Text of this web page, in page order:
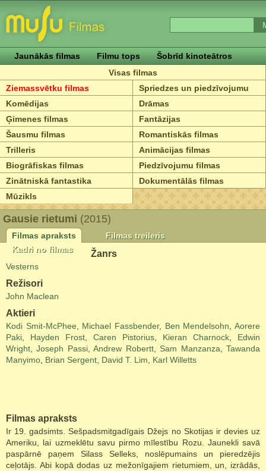
Jaunākās filmas Filmu tops
Šobrīd kinoteātros
Visas filmas
Ziemassvētku filmas
Spriedzes un piedzīvojumu
Komēdijas
Drāmas
Ģimenes filmas
Fantāzijas
Šausmu filmas
Romantiskās filmas
Trilleris
Animācijas filmas
Biogrāfiskas filmas
Piedzīvojumu filmas
Zinātniskā fantastika
Dokumentālās filmas
Mūzikls
Gausie rietumi (2015)
Filmas apraksts
Filmas treileris
Kadri no filmas
Žanrs
Vesterns
Režisori
John Maclean
Aktieri
Kodi Smit-McPhee Michael Fassbender, Ben Mendelsohn ,Aorere
Paki
Hayden Frost Caren Pistorius Kieran Charnock
Edwin
Wright ,Joseph Passi,Andrew Robertt, Sam Manzanza ,Tawanda
Manyimo Brian Sergent David T. Lim Karl Willetts
Filmas apraksts
Ir 19. gadsimts. Sešpadsmitgadīgais Džejs no Skotijas ir devies uz
Ameriku, lai uzmeklētu savu pirmo mīlestību Rozu. Jaunekli savā
paspārnē paņem Silass Selleks, noslēpumains un pieredzējis
ceļotājs. Abi kopā dodas uz mežonīgajiem rietumiem, un, izrādās,